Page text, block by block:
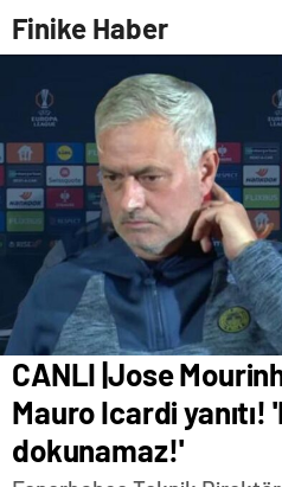
Finike Haber
CANLI |Jose
Mauro Icardi yanıtı!
dokunamaz!'